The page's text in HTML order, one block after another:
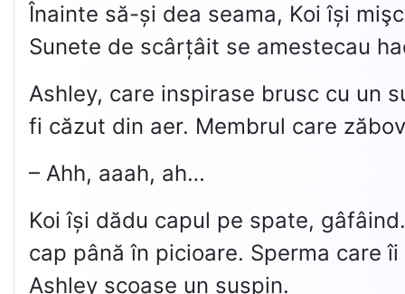
Înainte să-și dea seama, Koi își
Sunete de scârțâit se amestecau
Ashley, care inspirase brusc cu un
fi căzut din aer. Membrul care
– Ahh, aaah, ah…
Koi își dădu capul pe spate,
cap până în picioare. Sperma care
Ashley scoase un suspin.